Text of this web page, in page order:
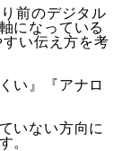
前のデジタル
になっている
い伝え方を考
い』『アナロ
いない方向に
。